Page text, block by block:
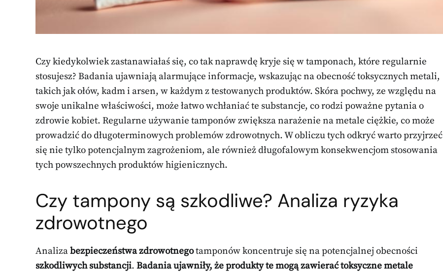
Czy kiedykolwiek zastanawiałaś się, co tak naprawdę kryje się w tamponach, które regularnie
stosujesz? Badania ujawniają alarmujące informacje, wskazując na obecność toksycznych metali,
takich jak ołów, kadm i arsen, w każdym z testowanych produktów. Skóra pochwy, ze względu na
swoje unikalne właściwości, może łatwo wchłaniać te substancje, co rodzi poważne pytania o
zdrowie kobiet. Regularne używanie tamponów zwiększa narażenie na metale ciężkie, co może
prowadzić do długoterminowych problemów zdrowotnych. W obliczu tych odkryć warto przyjrzeć
się nie tylko potencjalnym zagrożeniom, ale również długofalowym konsekwencjom stosowania
tych powszechnych produktów higienicznych.
Czy tampony są szkodliwe? Analiza ryzyka
zdrowotnego
Analizabezpieczeństwa zdrowotnegotamponów koncentruje się na potencjalnej obecności
szkodliwych substancji. Badania ujawniły, że produkty te mogą zawierać toksyczne metale